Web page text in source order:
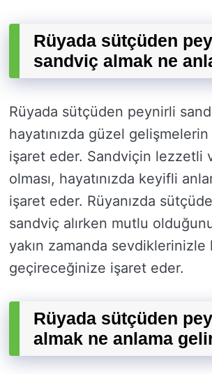
Rüyada sütçüden
sandviç almak ne
Rüyada sütçüden peynirli
hayatınızda güzel gelişmelerin
işaret eder. Sandviçin lezzetli
olması, hayatınızda keyifli
işaret eder. Rüyanızda
sandviç alırken mutlu
yakın zamanda
geçireceğinize işaret eder.
Rüyada sütçüden
almak ne anlama